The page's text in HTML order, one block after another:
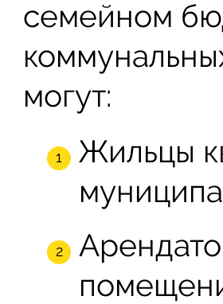
семейном
могут:
Жильцы